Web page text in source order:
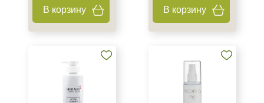
Форма выпуска
В корзину В корзину